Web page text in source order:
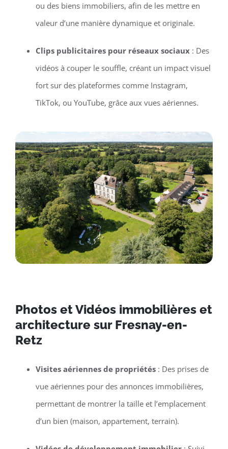
ou des biens immobiliers, afin de les mettre en
valeur d’une manière dynamique et originale.
Clips publicitaires pour réseaux sociaux: Des
vidéos à couper le souffle, créant un impact visuel
fort sur des plateformes comme Instagram,
TikTok, ou YouTube, grâce aux vues aériennes.
Photos et Vidéos immobilières et
architecture sur Fresnay-en-
Retz
Visites aériennes de propriétés: Des prises de
vue aériennes pour des annonces immobilières,
permettant de montrer la taille et l’emplacement
d’un bien (maison, appartement, terrain).